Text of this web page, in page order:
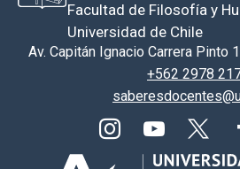
Facultad de Filosofía y
Universidad de Chile
Av. Capitán Ignacio Carrera Pinto
+562 2978